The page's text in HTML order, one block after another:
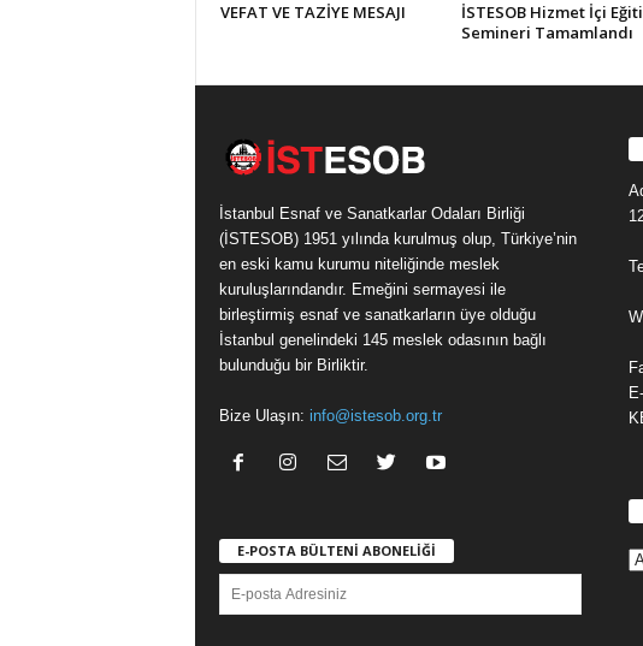
VEFAT VE TAZİYE MESAJI
İSTESOB Hizmet İçi
Semineri Tamamlandı
İstanbul Esnaf ve Sanatkarlar Odaları Birliği
(İSTESOB) 1951 yılında kurulmuş olup, Türkiye’nin
en eski kamu kurumu niteliğinde meslek
kuruluşlarındandır. Emeğini sermayesi ile
birleştirmiş esnaf ve sanatkarların üye olduğu
İstanbul genelindeki 145 meslek odasının bağlı
bulunduğu bir Birliktir.
Bize Ulaşın: info@istesob.org.tr
E-POSTA BÜLTENİ ABONELİĞİ